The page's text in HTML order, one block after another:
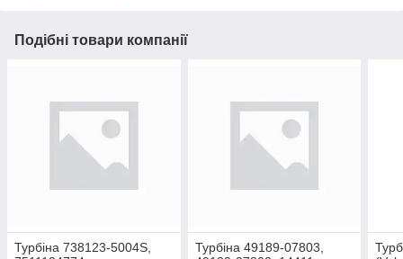
Подібні товари компанії
Турбіна 738123-5004S,
Турбіна 49189-07803,